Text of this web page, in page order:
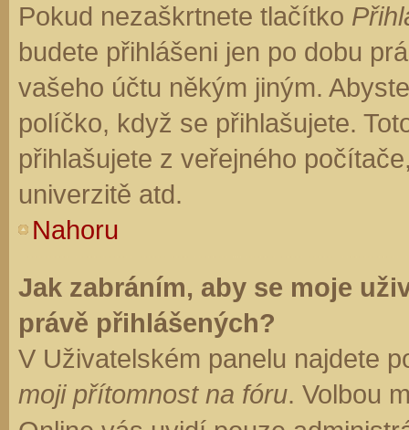
Pokud nezaškrtnete tlačítko
budete přihlášeni jen po dobu
vašeho účtu někým jiným.
políčko, když se přihlašujete.
přihlašujete z veřejného
univerzitě atd.
Nahoru
Jak zabráním, aby se moje
právě přihlášených?
V Uživatelském panelu najdete
moji přítomnost na fóru. Volbou